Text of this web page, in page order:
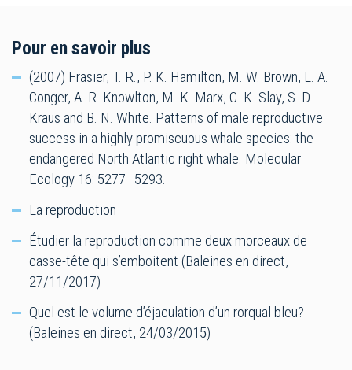
Pour en savoir plus
(2007) Frasier, T. R., P. K. Hamilton, M. W. Brown, L. A.
Conger, A. R. Knowlton, M. K. Marx, C. K. Slay, S. D.
Kraus and B. N. White. Patterns of male reproductive
success in a highly promiscuous whale species: the
endangered North Atlantic right whale. Molecular
Ecology 16: 5277–5293.
La reproduction
Étudier la reproduction comme deux morceaux de
casse-tête qui s’emboitent (Baleines en direct,
27/11/2017)
Quel est le volume d’éjaculation d’un rorqual bleu?
(Baleines en direct, 24/03/2015)